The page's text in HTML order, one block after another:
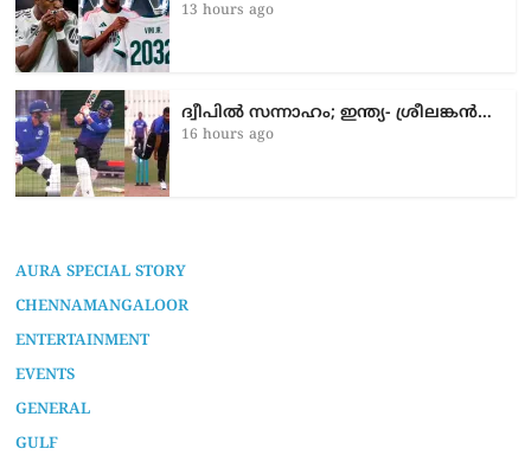
13 hours ago
ദ്വീപിൽ സന്നാഹം; ഇന്ത്യ- ശ്രീലങ്കൻ…
16 hours ago
AURA SPECIAL STORY
CHENNAMANGALOOR
ENTERTAINMENT
EVENTS
GENERAL
GULF